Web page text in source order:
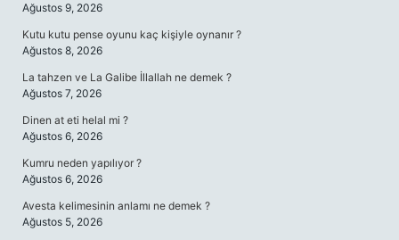
Ağustos 9, 2026
Kutu kutu pense oyunu kaç kişiyle oynanır ?
Ağustos 8, 2026
La tahzen ve La Galibe İllallah ne demek ?
Ağustos 7, 2026
Dinen at eti helal mi ?
Ağustos 6, 2026
Kumru neden yapılıyor ?
Ağustos 6, 2026
Avesta kelimesinin anlamı ne demek ?
Ağustos 5, 2026